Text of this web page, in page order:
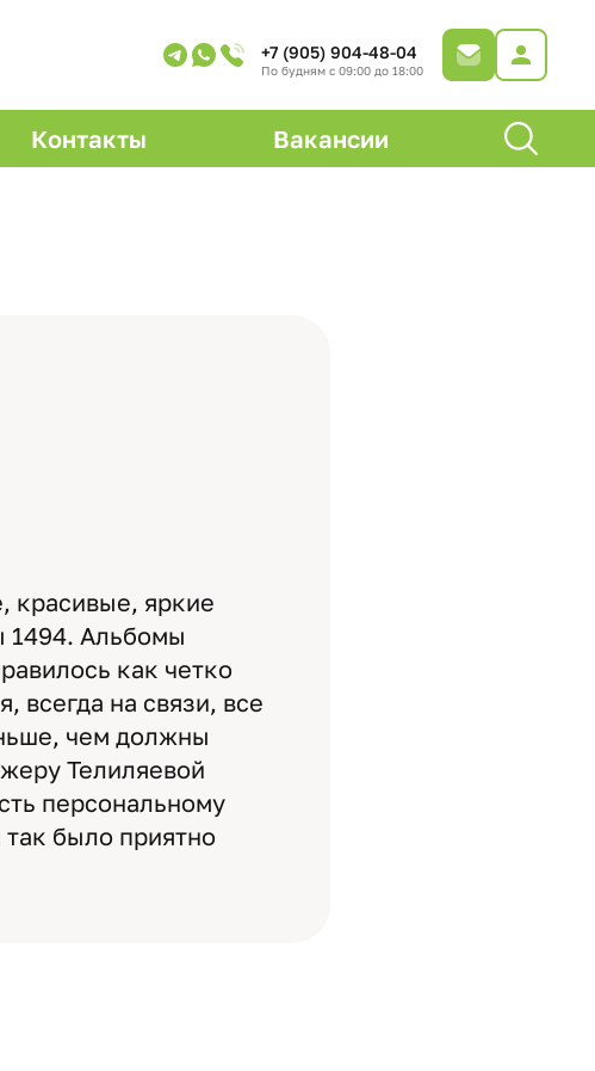
+7 (905) 904-48-04
По будням с 09:00 до 18:00
Контакты Вакансии
красивые, яркие
1494. Альбомы
как четко
всегда на связи, все
чем должны
Телиляевой
персональному
было приятно